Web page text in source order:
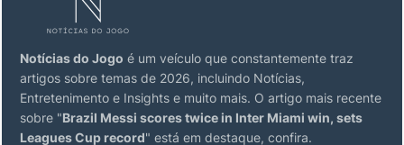
Notícias do Jogo é um veículo que constantemente traz
artigos sobre temas de 2026, incluindo Notícias,
Entretenimento e Insights e muito mais. O artigo mais recente
sobre "Brazil Messi scores twice in Inter Miami win, sets
Leagues Cup record" está em destaque, confira.